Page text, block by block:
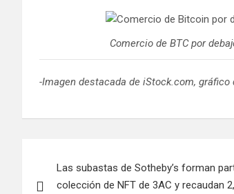
Comercio de BTC por
-Imagen destacada de iStock.com, gráfico
de
Las subastas de Sotheby’s forman
colección de NFT de 3AC y recaudan